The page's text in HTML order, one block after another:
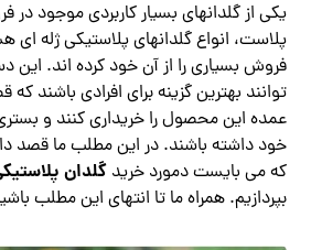
یکی از گلدانهای بسیار کاربردی موجود در
پلاست، انواع گلدانهای پلاستیکی ژله ای
فروش بسیاری را از آن خود کرده اند. این
توانند بهترین گزینه برای افرادی باشند
عمده این محصول را خریداری کنند و
خود داشته باشند. در این مطلب ما قصد
که می بایست دمورد خریدگلدان
بپردازیم. همراه ما تا انتهای این مطلب